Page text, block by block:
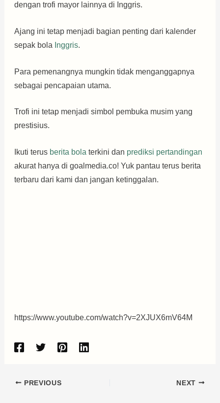
dengan trofi mayor lainnya di Inggris.
Ajang ini tetap menjadi bagian penting dari kalender
sepak bola Inggris.
Para pemenangnya mungkin tidak menganggapnya
sebagai pencapaian utama.
Trofi ini tetap menjadi simbol pembuka musim yang
prestisius.
Ikuti terus berita bola terkini dan prediksi pertandingan
akurat hanya di goalmedia.co! Yuk pantau terus berita
terbaru dari kami dan jangan ketinggalan.
https://www.youtube.com/watch?v=2XJUX6mV64M
PREVIOUS NEXT